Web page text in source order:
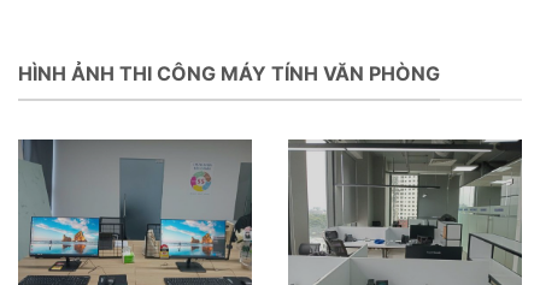
HÌNH ẢNH THI CÔNG MÁY TÍNH VĂN PHÒNG